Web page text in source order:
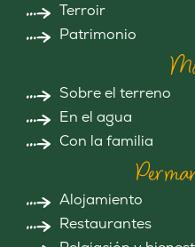
Terroir
Patrimonio
Sobre el terreno
En el agua
Con la familia
Alojamiento
Restaurantes